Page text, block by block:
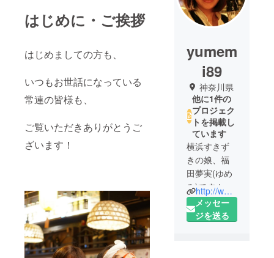
はじめに・ご挨拶
はじめましての方も、
いつもお世話になっている
常連の皆様も、
ご覧いただきありがとうご
ざいます！
yumem
i89
神奈川県
他に1件の
プロジェク
トを掲載し
ています
横浜すきず
きの娘、福
田夢実(ゆめ
み)です！
横浜生まれ
横浜育ち。
http://www.yn-sukizuki.com/
メッセー
ジを送る